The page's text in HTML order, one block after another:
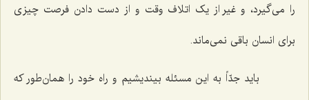
را می‌گیرد، و غیر از یک اتلاف وقت و از دست دادن فرصت چیزی
برای انسان باقی نمی‌ماند.
باید جدّاً به این مسئله بیندیشیم و راه خود را همان‌طور که